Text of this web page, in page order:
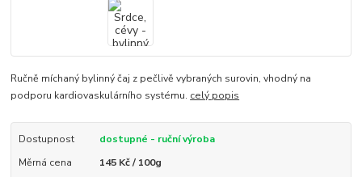
Ručně míchaný bylinný čaj z pečlivě vybraných surovin, vhodný na
podporu kardiovaskulárního systému. celý popis
Dostupnost
dostupné - ruční výroba
Měrná cena
145 Kč / 100g